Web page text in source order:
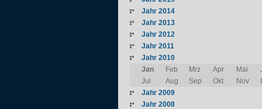
Jahr 2014
Jahr 2013
Jahr 2012
Jahr 2011
Jahr 2010
Jan
Feb Mrz Apr Mai
Jul
Aug Sep Okt Nov
Jahr 2009
Jahr 2008